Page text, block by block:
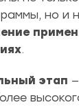
но и
.
этап